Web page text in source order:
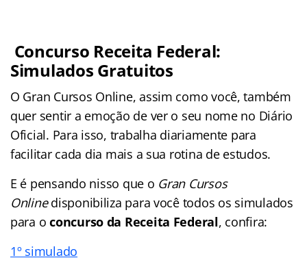
Concurso Receita Federal:
Simulados Gratuitos
O Gran Cursos Online, assim como você, também
quer sentir a emoção de ver o seu nome no Diário
Oficial. Para isso, trabalha diariamente para
facilitar cada dia mais a sua rotina de estudos.
E é pensando nisso que o Gran Cursos
Onlinedisponibiliza para você todos os simulados
para oconcurso da Receita Federal, confira:
1º simulado